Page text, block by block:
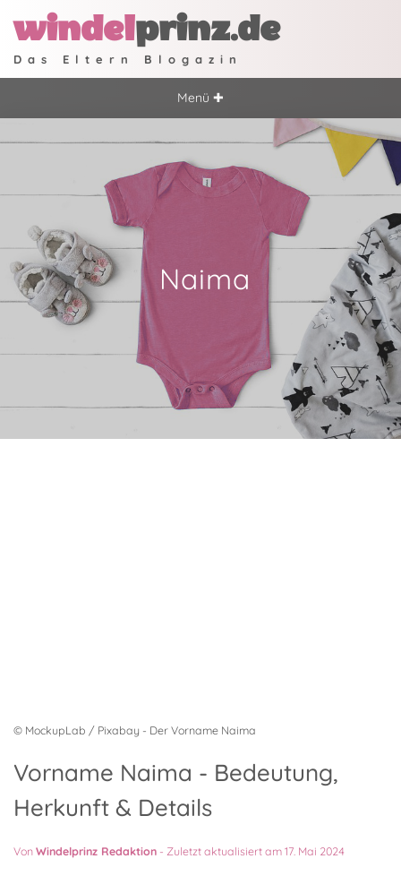
windelprinz.de
Das Eltern Blogazin
Menü ✚
Naima
© MockupLab / Pixabay - Der Vorname Naima
Vorname Naima - Bedeutung,
Herkunft & Details
VonWindelprinz Redaktion - Zuletzt aktualisiert am 17. Mai 2024